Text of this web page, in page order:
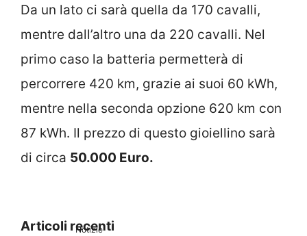
Da un lato ci sarà quella da 170 cavalli,
mentre dall’altro una da 220 cavalli. Nel
primo caso la batteria permetterà di
percorrere 420 km, grazie ai suoi 60 kWh,
mentre nella seconda opzione 620 km con
87 kWh. Il prezzo di questo gioiellino sarà
di circa 50.000 Euro.
Articoli recenti
Notizie